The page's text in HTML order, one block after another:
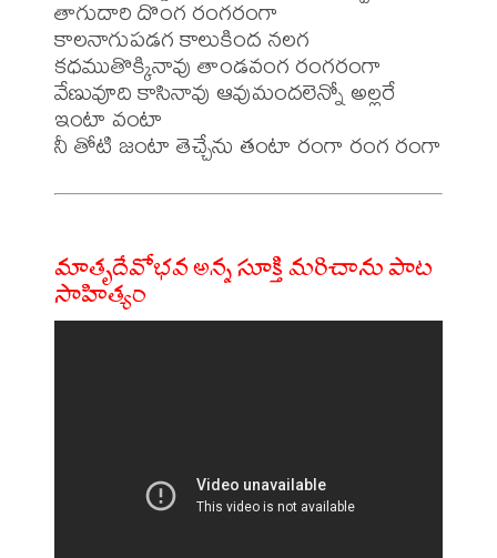
తాగుదారి దొంగ రంగరంగా
కాలనాగుపడగ కాలుకింద నలగ
కధముతొక్కినావు తాండవంగ రంగరంగా
వేణువూది కాసినావు ఆవుమందలెన్నో అల్లరే
ఇంటా వంటా
మాతృదేవోభవ అన్న సూక్తి మరిచాను పాట
సాహిత్యం